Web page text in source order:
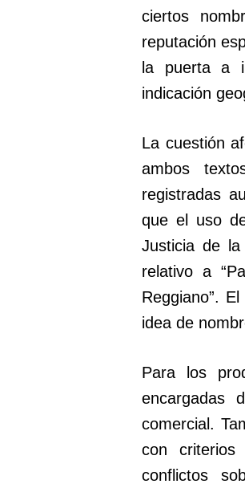
ciertos
reputación
la puerta a
indicación
La cuestión
ambos
registradas
que el uso
Justicia de
relativo a
Reggiano”.
idea de
Para los
encargadas
comercial.
con criterios
conflictos